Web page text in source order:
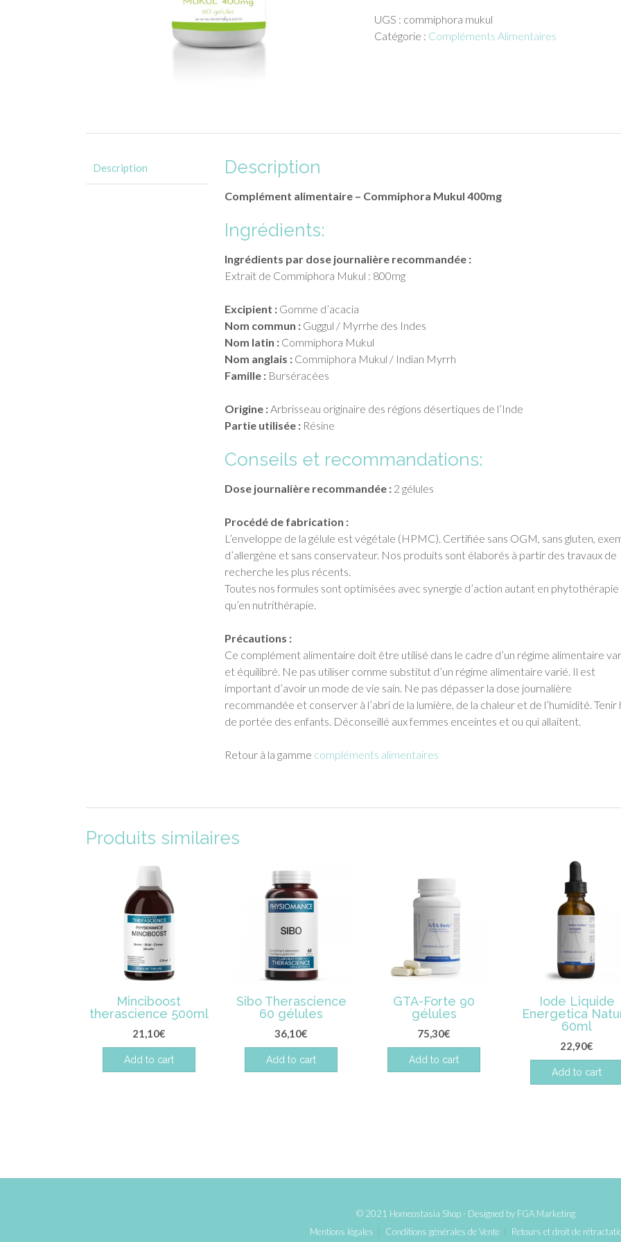
Mukul
400mg
UGS : commiphora mukul
Catégorie : Compléments Alimentaires
Description Description
Complément alimentaire – Commiphora Mukul 400mg
Ingrédients:
Ingrédients par dose journalière recommandée :
Extrait de Commiphora Mukul : 800mg
Excipient : Gomme d’acacia
Nom commun : Guggul / Myrrhe des Indes
Nom latin : Commiphora Mukul
Nom anglais : Commiphora Mukul / Indian Myrrh
Famille : Burséracées
Origine :Arbrisseau originaire des régions désertiques de l’Inde
Partie utilisée : Résine
Conseils et recommandations:
Dose journalière recommandée : 2 gélules
Procédé de fabrication :
L’enveloppe de la gélule est végétale (HPMC). Certifiée sans OGM, sans gluten,
d’allergène et sans conservateur. Nos produits sont élaborés à partir des travaux de
recherche les plus récents.
Toutes nos formules sont optimisées avec synergie d’action autant en phytothérapie
qu’en nutrithérapie.
Précautions :
Ce complément alimentaire doit être utilisé dans le cadre d’un régime alimentaire
et équilibré. Ne pas utiliser comme substitut d’un régime alimentaire varié. Il est
important d’avoir un mode de vie sain. Ne pas dépasser la dose journalière
recommandée et conserver à l’abri de la lumière, de la chaleur et de l’humidité. Tenir
de portée des enfants. Déconseillé aux femmes enceintes et ou qui allaitent.
Retour à la gamme compléments alimentaires
Produits similaires
Minciboost
therascience 500ml
21,10€
Add to cart
Sibo Therascience
60 gélules
36,10€
Add to cart
GTA-Forte 90
gélules
75,30€
Add to cart
Iode Liquide
Energetica
60ml
22,90€
Add to cart
© 2021 Homeostasia Shop - Designed by FGA Marketing
Mentions légales
Conditions générales de Vente Retours et droit de